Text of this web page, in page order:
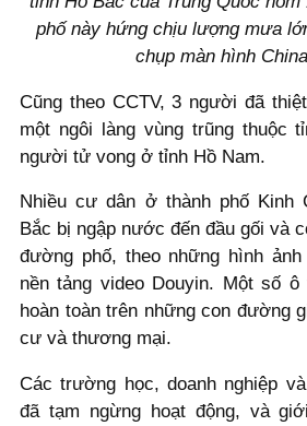
phố này hứng chịu lượng mưa
chụp màn hình
Cũng theo CCTV, 3 người đã
một ngôi làng vùng trũng thuộc
người tử vong ở tỉnh Hồ Nam.
Nhiều cư dân ở thành phố Kinh
Bắc bị ngập nước đến đầu gối và
đường phố, theo những hình
nền tảng video Douyin. Một số
hoàn toàn trên những con đường
cư và thương mại.
Các trường học, doanh nghiệp
đã tạm ngừng hoạt động, và